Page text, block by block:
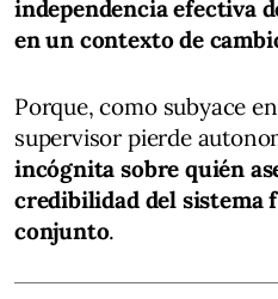
independencia efectiva
en un contexto de
Porque, como subyace
supervisor pierde
incógnita sobre quién
credibilidad del sistema
conjunto.